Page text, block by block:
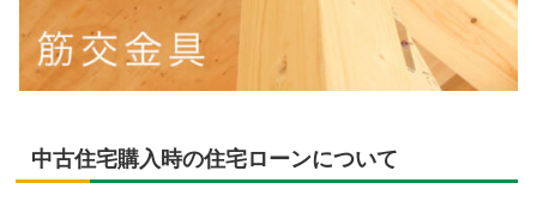
中古住宅購入時の住宅ローンについて